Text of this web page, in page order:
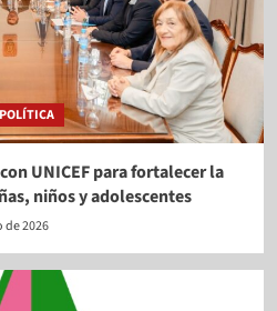
POLÍTICA
UNICEF para fortalecer la
niños y adolescentes
de 2026